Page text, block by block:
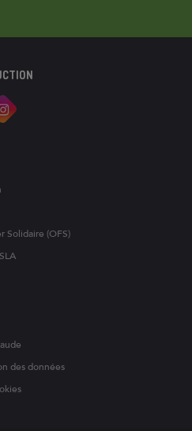
Solidaire (OFS)
des données